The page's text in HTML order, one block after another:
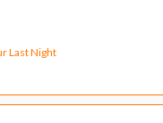
Last Night